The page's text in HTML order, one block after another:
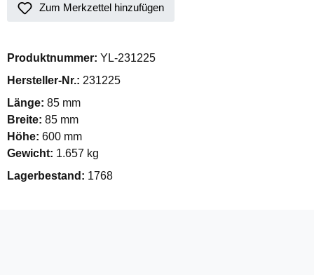
Zum Merkzettel hinzufügen
Produktnummer: YL-231225
Hersteller-Nr.: 231225
Länge: 85 mm
Breite: 85 mm
Höhe: 600 mm
Gewicht: 1.657 kg
Lagerbestand: 1768